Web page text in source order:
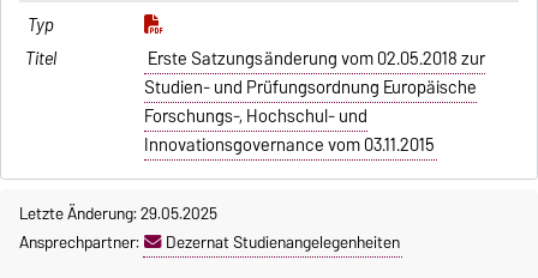
Erste Satzungsänderung vom 02.05.2018 zur
Studien- und Prüfungsordnung Europäische
Forschungs-, Hochschul- und
Innovationsgovernance vom 03.11.2015
Letzte Änderung: 29.05.2025
Ansprechpartner:
Dezernat Studienangelegenheiten